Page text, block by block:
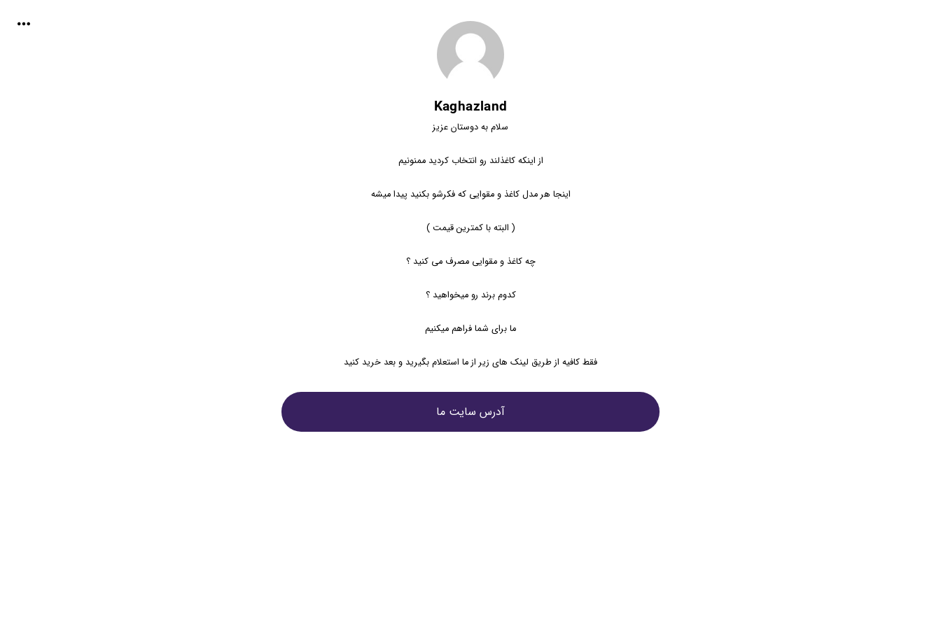
Kaghazland
سلام به دوستان عزیز
از اینکه کاغذلند رو انتخاب کردید ممنونیم
اینجا هر مدل کاغذ و مقوایی که فکرشو بکنید پیدا میشه
( البته با کمترین قیمت )
چه کاغذ و مقوایی مصرف می کنید ؟
کدوم برند رو میخواهید ؟
ما برای شما فراهم میکنیم
فقط کافیه از طریق لینک های زیر از ما استعلام بگیرید و بعد خرید کنید
آدرس سایت ما